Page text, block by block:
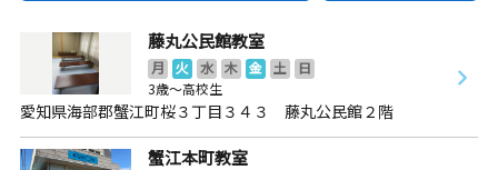
藤丸公民館教室
月 火 水 木 金 土
日
3歳～高校生
愛知県海部郡蟹江町桜３丁目３４３ 藤丸公民館２階
蟹江本町教室